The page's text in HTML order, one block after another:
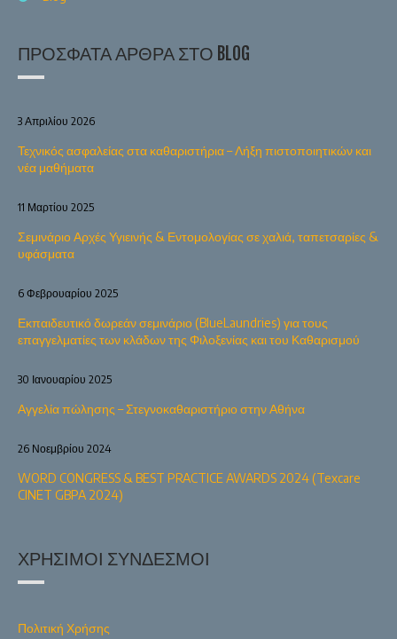
ΠΡΌΣΦΑΤΑ ΆΡΘΡΑ ΣΤΟ BLOG
Τεχνικός ασφαλείας στα καθαριστήρια – Λήξη πιστοποιητικών και
νέα μαθήματα
3 Απριλίου 2026
Σεμινάριο Αρχές Υγιεινής & Εντομολογίας σε χαλιά, ταπετσαρίες &
υφάσματα
11 Μαρτίου 2025
Εκπαιδευτικό δωρεάν σεμινάριο (BlueLaundries) για τους
επαγγελματίες των κλάδων της Φιλοξενίας και του Καθαρισμού
6 Φεβρουαρίου 2025
Αγγελία πώλησης – Στεγνοκαθαριστήριο στην Αθήνα
30 Ιανουαρίου 2025
WORD CONGRESS & BEST PRACTICE AWARDS 2024 (Texcare
CINET GBPA 2024)
26 Νοεμβρίου 2024
ΧΡΉΣΙΜΟΙ ΣΎΝΔΕΣΜΟΙ
Πολιτική Χρήσης